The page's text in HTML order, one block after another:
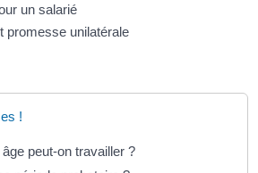
un salarié
promesse unilatérale
!
peut-on travailler ?